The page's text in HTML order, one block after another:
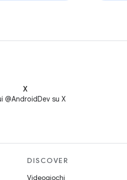
X
@AndroidDev su X
DISCOVER
Videogiochi